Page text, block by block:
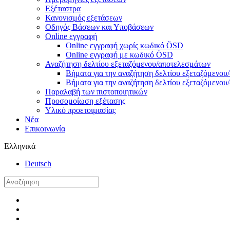
Εξέταστρα
Κανονισμός εξετάσεων
Οδηγός Βάσεων και Υποβάσεων
Online εγγραφή
Online εγγραφή χωρίς κωδικό ÖSD
Online εγγραφή με κωδικό ÖSD
Αναζήτηση δελτίου εξεταζόμενου/αποτελεσμάτων
Βήματα για την αναζήτηση δελτίου
Βήματα για την αναζήτηση δελτίου
Παραλαβή των πιστοποιητικών
Προσομοίωση εξέτασης
Υλικό προετοιμασίας
Νέα
Επικοινωνία
Ελληνικά
Deutsch